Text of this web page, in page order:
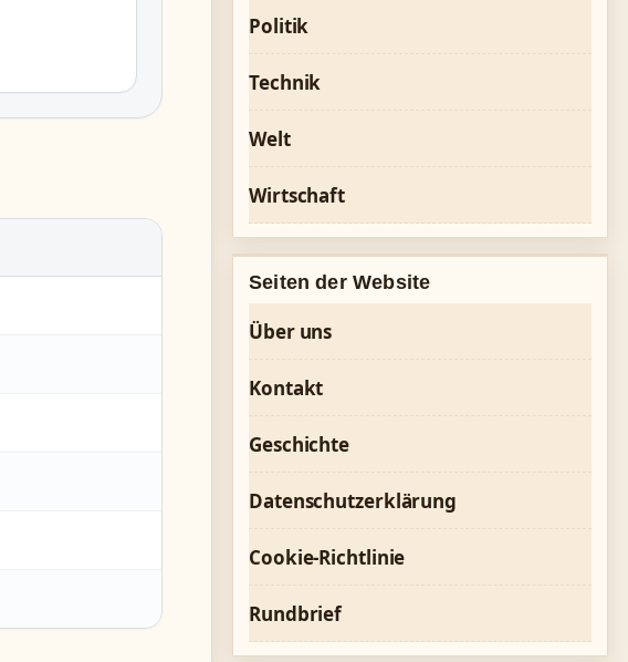
Politik
Technik
Welt
Wirtschaft
Seiten der Website
Über uns
Kontakt
Geschichte
Datenschutzerklärung
Cookie-Richtlinie
Rundbrief